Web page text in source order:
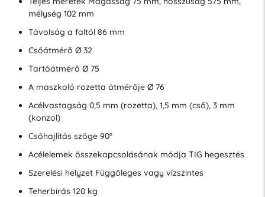
mélység 102 mm
Távolság a faltól 86 mm
Csőátmérő Ø 32
Tartóátmérő Ø 75
A maszkoló rozetta átmérője Ø 76
Acélvastagság 0,5 mm (rozetta), 1,5 mm (cső), 3 mm
(konzol)
Csőhajlítás szöge 90°
Acélelemek összekapcsolásának módja TIG hegesztés
Szerelési helyzet Függőleges vagy vízszintes
Teherbírás 120 kg